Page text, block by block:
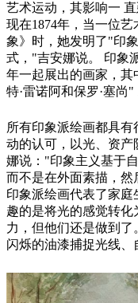
艺术运动，其影响一 直
现在1874年，当一位
象》时，她发明了"印
式，"吉安娜说。 印象
年一起展出的画家，其
特·雷诺阿和保罗·塞尚"
所有印象派绘画都具
动的认可，以光、资
娜说："印象主义基于
而不是在外面素描，
印象派绘画代表了家
趣的是将光的感觉转
力，但他们还是做到
闪烁的油漆捕捉光线、